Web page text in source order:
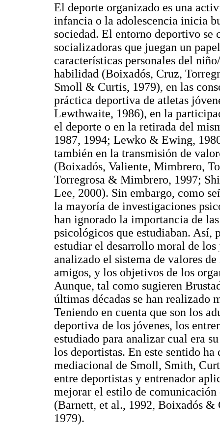
El deporte organizado es una
infancia o la adolescencia inicia
sociedad. El entorno deportivo
socializadoras que juegan un
características personales del
habilidad (Boixadós, Cruz,
Smoll & Curtis, 1979), en las
práctica deportiva de atletas
Lewthwaite, 1986), en la
el deporte o en la retirada del
1987, 1994; Lewko & Ewing,
también en la transmisión de
(Boixadós, Valiente, Mimbrero,
Torregrosa & Mimbrero, 1997;
Lee, 2000). Sin embargo, como
la mayoría de investigaciones
han ignorado la importancia de
psicológicos que estudiaban. Así,
estudiar el desarrollo moral de
analizado el sistema de valores
amigos, y los objetivos de los
Aunque, tal como sugieren
últimas décadas se han realizado
Teniendo en cuenta que son los
deportiva de los jóvenes, los
estudiado para analizar cual era
los deportistas. En este sentido
mediacional de Smoll, Smith,
entre deportistas y entrenador
mejorar el estilo de comunicación
(Barnett, et al., 1992, Boixadós &
1979).